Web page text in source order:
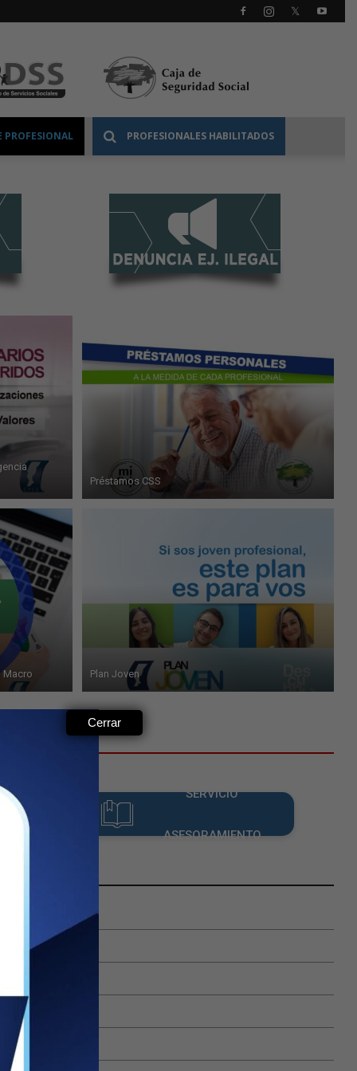
PROFESIONAL PROFESIONALES HABILITADOS
Préstamos CSS
Macro Plan Joven
SERVICIO
ASESORAMIENTO
Cerrar